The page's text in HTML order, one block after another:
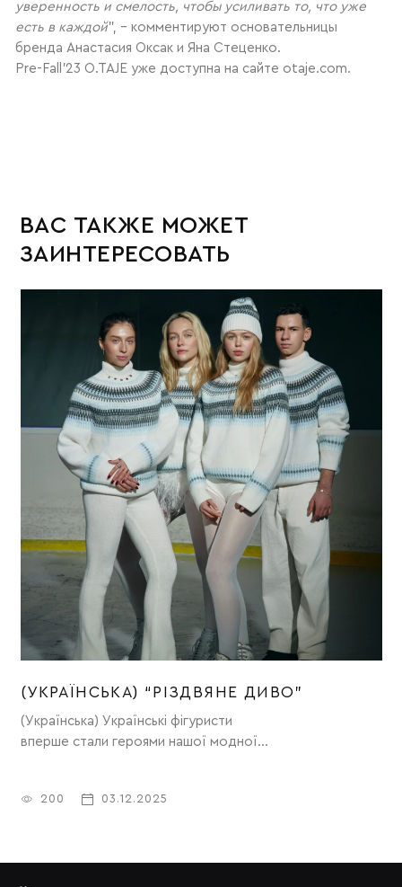
уверенность и смелость, чтобы усиливать то, что уже
есть в каждой”, – комментируют основательницы
бренда Анастасия Оксак и Яна Стеценко.
Pre-Fall’23 O.TAJE уже доступна на сайте otaje.com.
ВАС ТАКЖЕ МОЖЕТ
ЗАИНТЕРЕСОВАТЬ
(УКРАЇНСЬКА) “РІЗДВЯНЕ ДИВО”
(Українська) Українські фігуристи
вперше стали героями нашої модної
200 03.12.2025